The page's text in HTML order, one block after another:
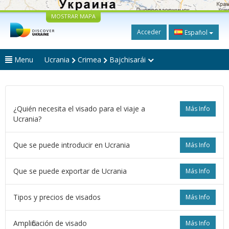
MOSTRAR MAPA
Acceder Español
Menu Ucrania Crimea Bajchisarái
Más Info
¿Quién necesita el visado para el viaje a
Ucrania?
Más Info
Que se puede introducir en Ucrania
Más Info
Que se puede exportar de Ucrania
Más Info
Tipos y precios de visados
Más Info
Amplificación de visado